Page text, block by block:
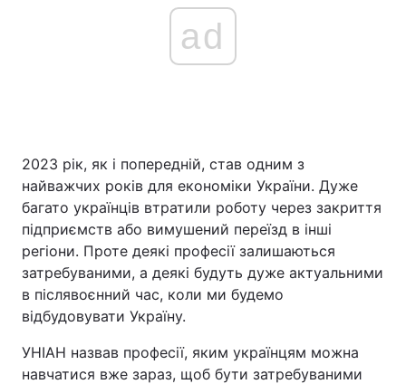
Головна Війна
Україна Політика
Економіка
Спорт Наука
Техно і зв'язок
Зброя Інциденти
ad
2023 рік, як і попередній, став одним з
найважчих років для економіки України. Дуже
багато українців втратили роботу через закриття
підприємств або вимушений переїзд в інші
регіони. Проте деякі професії залишаються
затребуваними, а деякі будуть дуже актуальними
в післявоєнний час, коли ми будемо
відбудовувати Україну.
УНІАН назвав професії, яким українцям можна
навчатися вже зараз, щоб бути затребуваними